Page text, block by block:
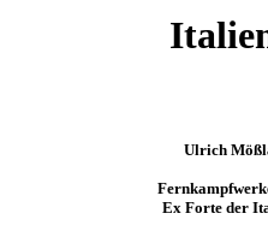
Ulrich
Ex Forte der